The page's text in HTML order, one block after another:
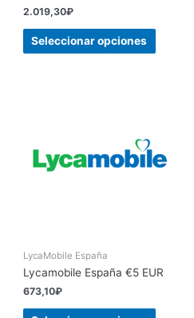
2.019,30₽
Seleccionar opciones
LycaMobile España
Lycamobile España €5 EUR
673,10₽